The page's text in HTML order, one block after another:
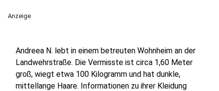
Anzeige
Andreea N. lebt in einem betreuten Wohnheim an der
Landwehrstraße. Die Vermisste ist circa 1,60 Meter
groß, wiegt etwa 100 Kilogramm und hat dunkle,
mittellange Haare. Informationen zu ihrer Kleidung